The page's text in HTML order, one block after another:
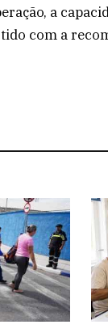
a
com a